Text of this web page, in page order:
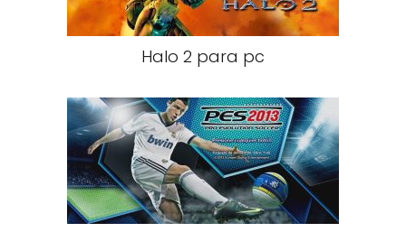
Halo 2 para pc